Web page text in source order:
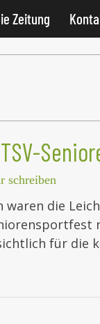
Zeitung
schreiben
die
für die